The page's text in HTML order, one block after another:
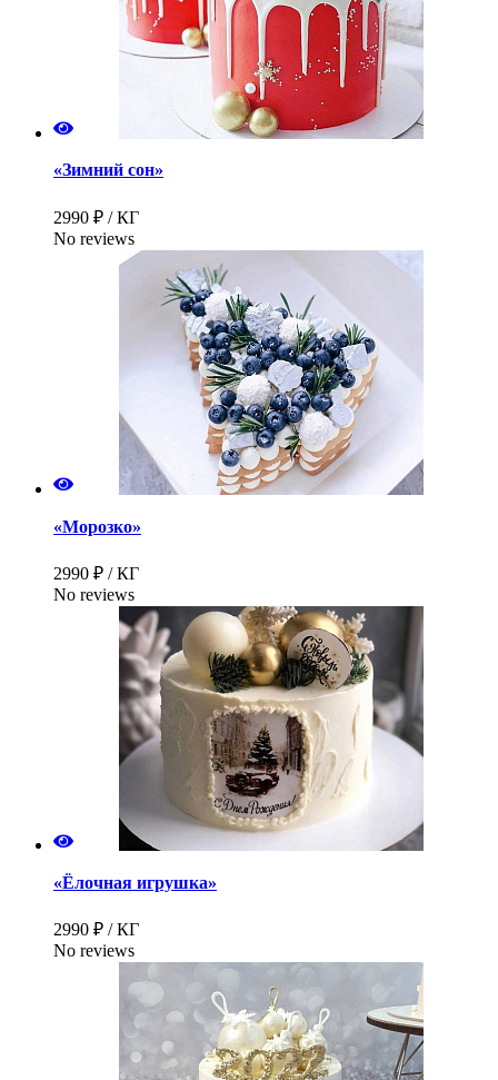
«Зимний сон»
2990 ₽ / КГ
No reviews
«Морозко»
2990 ₽ / КГ
No reviews
«Ёлочная игрушка»
2990 ₽ / КГ
No reviews